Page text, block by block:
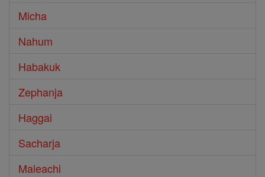
Micha
Nahum
Habakuk
Zephanja
Haggai
Sacharja
Maleachi